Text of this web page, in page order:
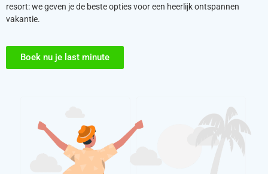
resort: we geven je de beste opties voor een heerlijk ontspannen
vakantie.
Boek nu je last minute